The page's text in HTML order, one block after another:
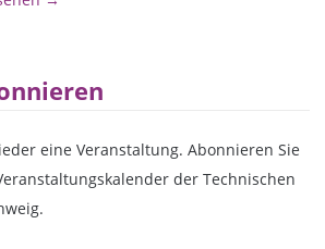
eine Veranstaltung. Abonnieren Sie
der Technischen